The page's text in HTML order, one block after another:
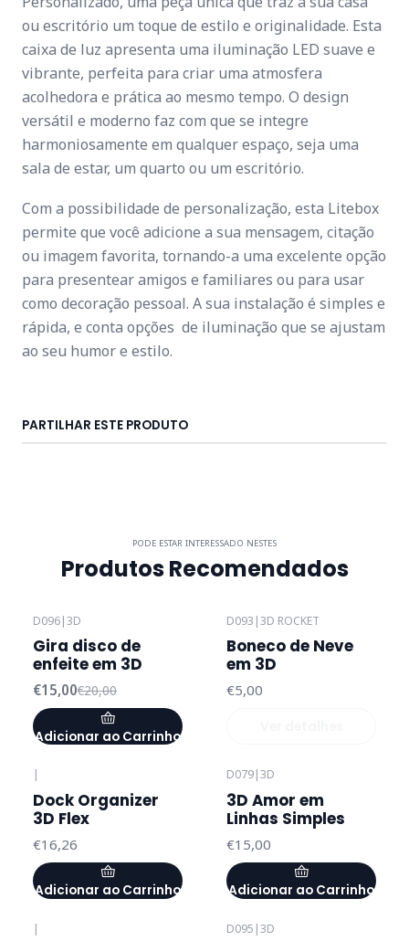
ou escritório um toque de estilo e originalidade. Esta
caixa de luz apresenta uma iluminação LED suave e
vibrante, perfeita para criar uma atmosfera
acolhedora e prática ao mesmo tempo. O design
versátil e moderno faz com que se integre
harmoniosamente em qualquer espaço, seja uma
sala de estar, um quarto ou um escritório.
Com a possibilidade de personalização, esta Litebox
permite que você adicione a sua mensagem, citação
ou imagem favorita, tornando-a uma excelente opção
para presentear amigos e familiares ou para usar
como decoração pessoal. A sua instalação é simples e
rápida, e conta opções de iluminação que se ajustam
ao seu humor e estilo.
PARTILHAR ESTE PRODUTO
PODE ESTAR INTERESSADO NESTES
Produtos Recomendados
D096|3D
Gira disco de
enfeite em 3D
€15,00€20,00
Adicionar ao Carrinho
D093 |3D ROCKET
Boneco de Neve
em 3D
€5,00
|
Dock Organizer
3D Flex
€16,26
Adicionar ao Carrinho
D079|3D
3D Amor em
Linhas Simples
€15,00
Adicionar ao Carrinho
| D095 |3D